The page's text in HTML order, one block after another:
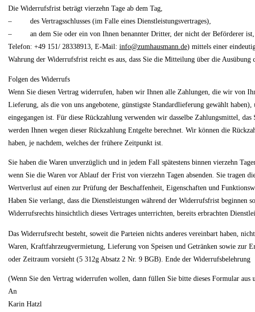
Die Widerrufsfrist beträgt vierzehn Tage ab dem Tag,
–
des Vertragsschlusses (im Falle eines Dienstleistungsvertrages),
–
an dem Sie oder ein von Ihnen benannter Dritter, der nicht der Beförderer
Telefon: +49 151/ 28338913, E-Mail: info@zumhausmann.de) mittels einer
Wahrung der Widerrufsfrist reicht es aus, dass Sie die Mitteilung über die
Folgen des Widerrufs
Wenn Sie diesen Vertrag widerrufen, haben wir Ihnen alle Zahlungen, die wir von
Lieferung, als die von uns angebotene, günstigste Standardlieferung gewählt
eingegangen ist. Für diese Rückzahlung verwenden wir dasselbe Zahlungsmittel,
werden Ihnen wegen dieser Rückzahlung Entgelte berechnet. Wir können die
haben, je nachdem, welches der frühere Zeitpunkt ist.
Sie haben die Waren unverzüglich und in jedem Fall spätestens binnen vierzehn
wenn Sie die Waren vor Ablauf der Frist von vierzehn Tagen absenden. Sie tragen
Wertverlust auf einen zur Prüfung der Beschaffenheit, Eigenschaften und
Haben Sie verlangt, dass die Dienstleistungen während der Widerrufsfrist beginnen
Widerrufsrechts hinsichtlich dieses Vertrages unterrichten, bereits erbrachten
Das Widerrufsrecht besteht, soweit die Parteien nichts anderes vereinbart haben,
Waren, Kraftfahrzeugvermietung, Lieferung von Speisen und Getränken sowie zur
oder Zeitraum vorsieht (5 312g Absatz 2 Nr. 9 BGB). Ende der Widerrufsbelehrung
(Wenn Sie den Vertrag widerrufen wollen, dann füllen Sie bitte dieses Formular aus
An
Karin Hatzl